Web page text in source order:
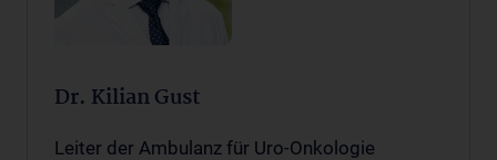
Dr. Kilian Gust
Leiter der Ambulanz für Uro-Onkologie